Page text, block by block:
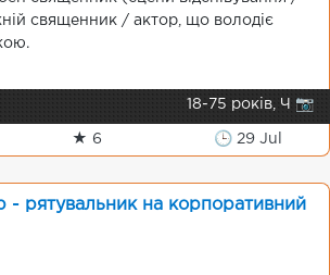
священник / актор, що володіє
18-75 років, Ч 📷
★ 6 🕒 29 Jul
- рятувальник на корпоративний